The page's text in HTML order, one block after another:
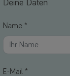
Deine Daten
Name *
E-Mail *